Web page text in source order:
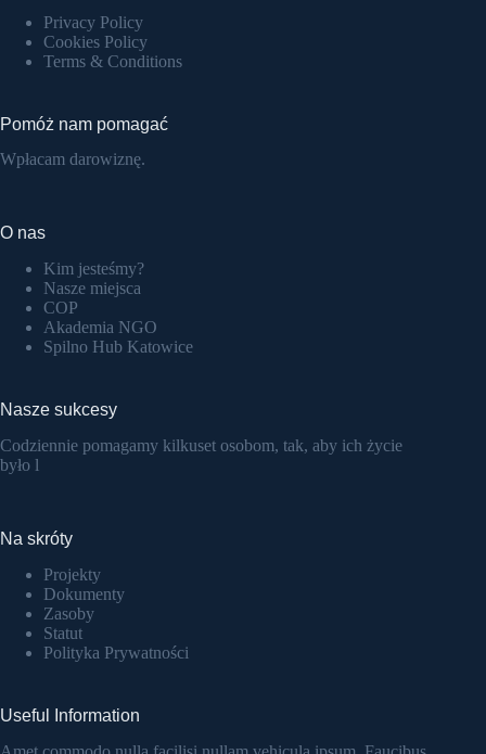
Privacy Policy
Cookies Policy
Terms & Conditions
Pomóż nam pomagać
Wpłacam darowiznę.
O nas
Kim jesteśmy?
Nasze miejsca
COP
Akademia NGO
Spilno Hub Katowice
Nasze sukcesy
Codziennie pomagamy kilkuset osobom, tak, aby ich życie
było l
Na skróty
Projekty
Dokumenty
Zasoby
Statut
Polityka Prywatności
Useful Information